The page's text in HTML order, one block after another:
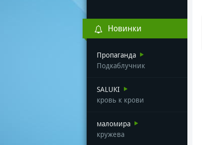
Новинки
Пропаганда
Подкаблучник
SALUKI
кровь к крови
маломира
кружева